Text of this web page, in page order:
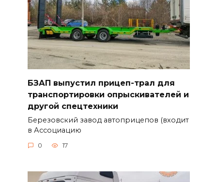
БЗАП выпустил прицеп-трал для
транспортировки опрыскивателей и
другой спецтехники
Березовский завод автоприцепов (входит
в Ассоциацию
0 17